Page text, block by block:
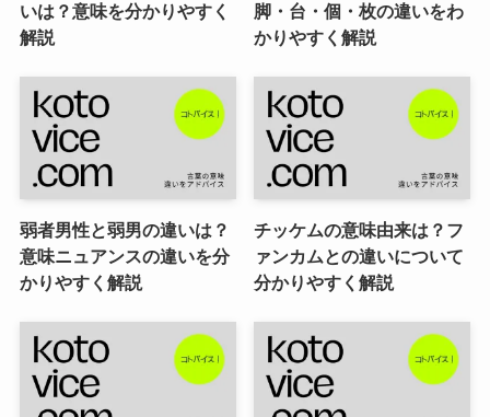
いは？意味を分かりやすく
解説
脚・台・個・枚の違いをわ
かりやすく解説
弱者男性と弱男の違いは？
意味ニュアンスの違いを分
かりやすく解説
チッケムの意味由来は？フ
ァンカムとの違いについて
分かりやすく解説